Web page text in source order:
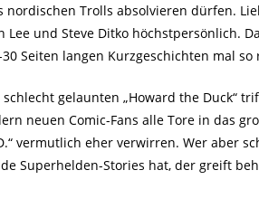
Trolls absolvieren dürfen.
und Steve Ditko höchstpersönlich.
Seiten langen Kurzgeschichten mal
gelaunten „Howard the Duck“
neuen Comic-Fans alle Tore in das
vermutlich eher verwirren. Wer aber
Superhelden-Stories hat, der greift